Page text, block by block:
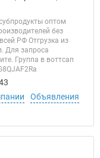
оптом
без
РФ Отгрузка из
Для запроса
Группа в воттсап
Объявления